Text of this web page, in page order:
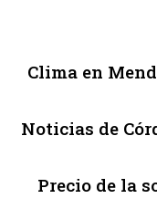
Clima en
Noticias de
Precio de la